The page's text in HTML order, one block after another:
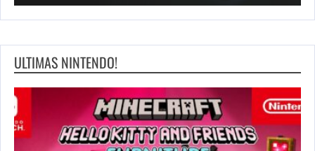
ULTIMAS NINTENDO!